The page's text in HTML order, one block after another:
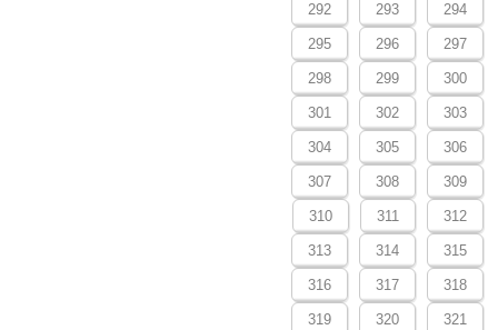
292 293 294
295 296 297
298 299 300
301 302 303
304 305 306
307 308 309
310 311 312
313 314 315
316 317 318
319 320 321